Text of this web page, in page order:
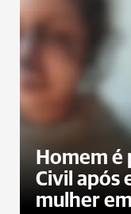
Homem é
Civil após
mulher